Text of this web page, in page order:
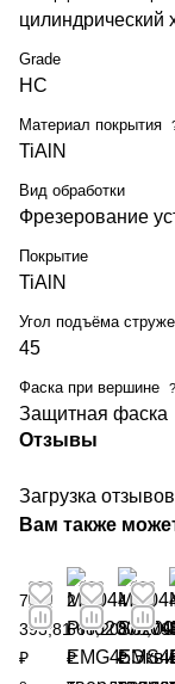
цилиндрический
Grade
HC
Материал покрытия
TiAlN
Вид обработки
Фрезерование
Покрытие
TiAlN
Угол подъёма
45
Фаска при вершине ?
Защитная фаска
Отзывы
Загрузка
Вам также
7
393,81
₽
2
668,20
₽
4
870,79
₽